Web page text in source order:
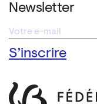
Newsletter